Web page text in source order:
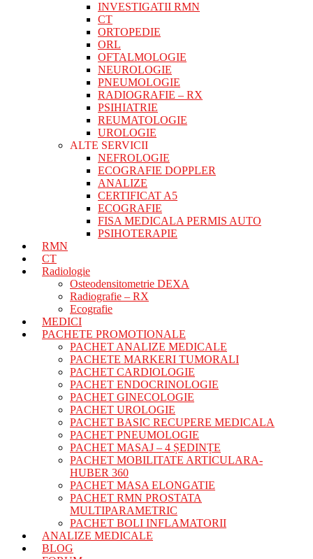
INVESTIGATII RMN
CT
ORTOPEDIE
ORL
OFTALMOLOGIE
NEUROLOGIE
PNEUMOLOGIE
RADIOGRAFIE – RX
PSIHIATRIE
REUMATOLOGIE
UROLOGIE
ALTE SERVICII
NEFROLOGIE
ECOGRAFIE DOPPLER
ANALIZE
CERTIFICAT A5
ECOGRAFIE
FISA MEDICALA PERMIS AUTO
PSIHOTERAPIE
RMN
CT
Radiologie
Osteodensitometrie DEXA
Radiografie – RX
Ecografie
MEDICI
PACHETE PROMOTIONALE
PACHET ANALIZE MEDICALE
PACHETE MARKERI TUMORALI
PACHET CARDIOLOGIE
PACHET ENDOCRINOLOGIE
PACHET GINECOLOGIE
PACHET UROLOGIE
PACHET BASIC RECUPERE MEDICALA
PACHET PNEUMOLOGIE
PACHET MASAJ – 4 ȘEDINȚE
PACHET MOBILITATE ARTICULARA-
HUBER 360
PACHET MASA ELONGATIE
PACHET RMN PROSTATA
MULTIPARAMETRIC
PACHET BOLI INFLAMATORII
ANALIZE MEDICALE
BLOG